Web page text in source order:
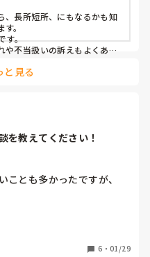
、長所短所、にもなるかも知
。
す。
や不当扱いの訴えもよくある
頼関係が難しいケースも当然
いけないです。玄関の中は
わない部屋の対応、ゴミ捨
っそり多少はやる人も実際
告がくると困りますよね。
も注意が必要で、本来、
よ」とやりたい気持ちにも
ん。
まぁこれはデイサービスでも
ケースが、ごみ屋敷対応で
付けはできませんが、悪臭と
と見る
を教えてください！
とも多かったですが、
い！うちにはこんなやばい
6 ・ 01/29